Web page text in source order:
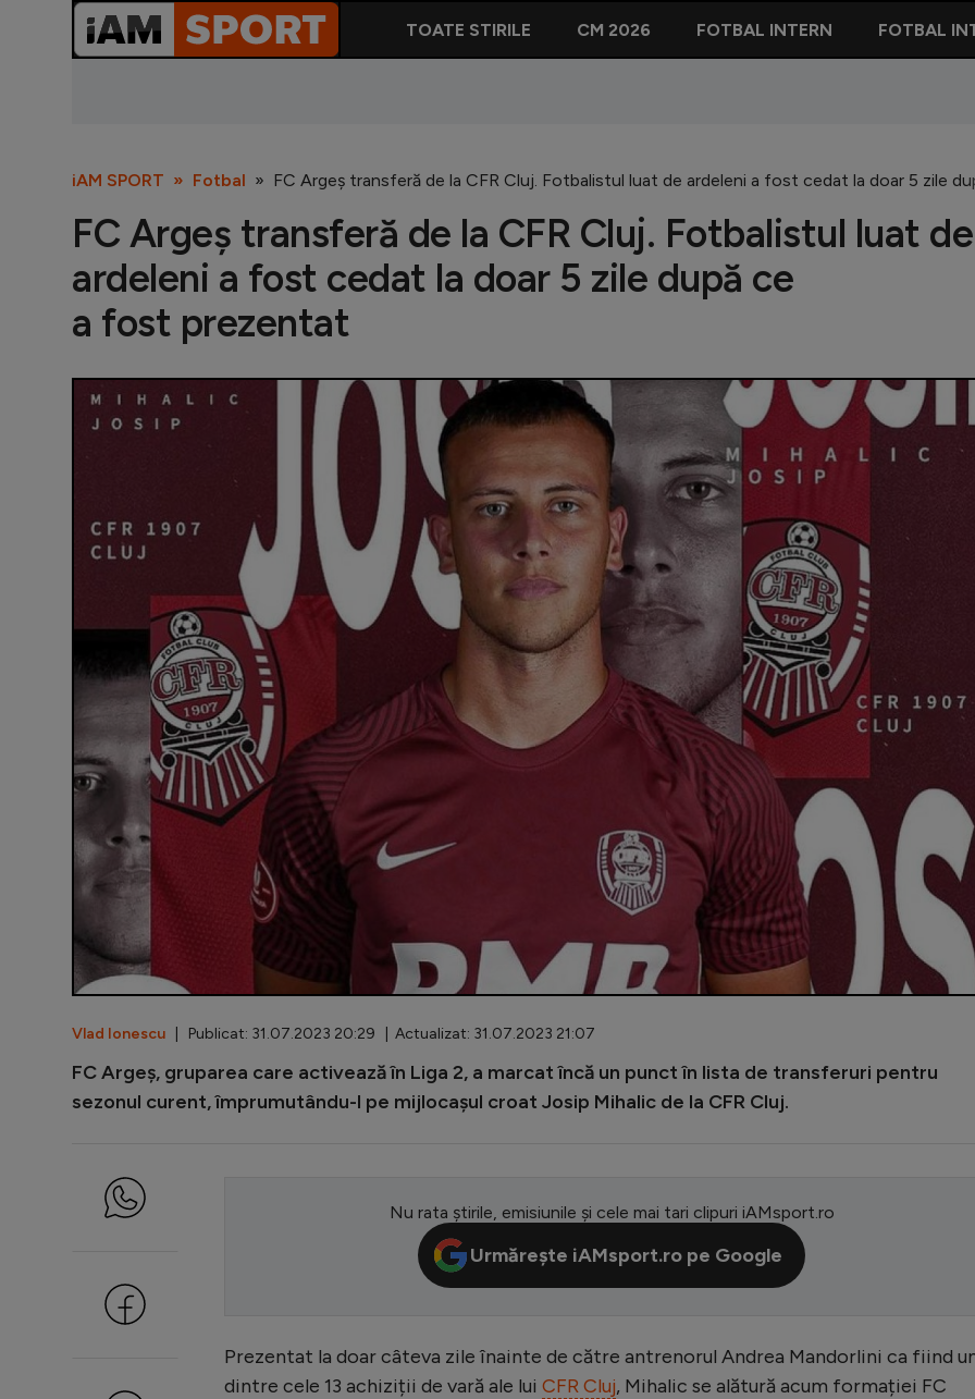
TOATE STIRILE CM 2026 FOTBAL INTERN FOTBAL
iAM SPORT Fotbal FC Argeș transferă de la CFR Cluj. Fotbalistul luat de ardeleni a fost cedat la doar 5 zile
FC Argeș transferă de la CFR Cluj. Fotbalistul luat de
ardeleni a fost cedat la doar 5 zile după ce
a fost prezentat
Vlad Ionescu | Publicat: 31.07.2023 20:29 | Actualizat: 31.07.2023 21:07
FC Argeș, gruparea care activează în Liga 2, a marcat încă un punct în lista de transferuri pentru
sezonul curent, împrumutându-l pe mijlocașul croat Josip Mihalic de la CFR Cluj.
Nu rata știrile, emisiunile și cele mai tari clipuri iAMsport.ro
Urmărește iAMsport.ro pe Google
Prezentat la doar câteva zile înainte de către antrenorul Andrea Mandorlini ca fiind
dintre cele 13 achiziții de vară ale lui CFR Cluj, Mihalic se alătură acum formației FC